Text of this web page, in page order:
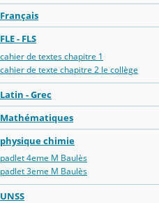
Français
FLE - FLS
cahier de textes chapitre 1
cahier de texte chapitre 2 le collège
Latin - Grec
Mathématiques
physique chimie
padlet 4eme M Baulès
padlet 3eme M Baulès
UNSS